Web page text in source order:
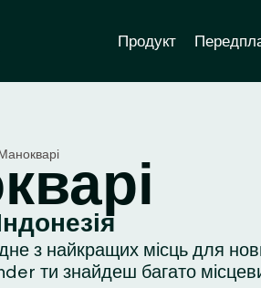
а
с
т
р
і
н
Продукт
з найкращих місць для
ти знайдеш багато